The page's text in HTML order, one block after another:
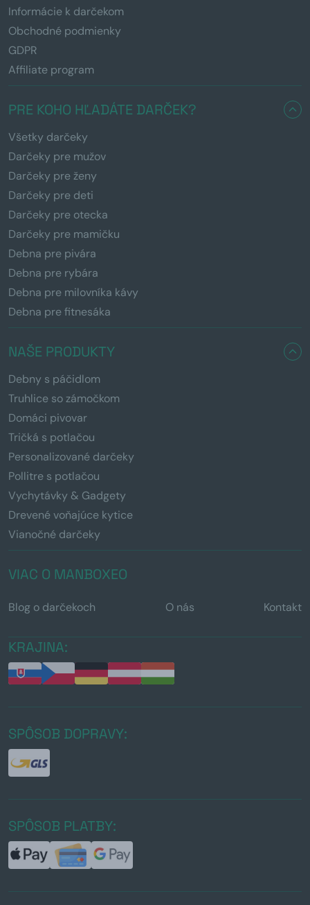
Informácie k darčekom
Obchodné podmienky
GDPR
Affiliate program
PRE KOHO HĽADÁTE DARČEK?
Všetky darčeky
Darčeky pre mužov
Darčeky pre ženy
Darčeky pre deti
Darčeky pre otecka
Darčeky pre mamičku
Debna pre pivára
Debna pre rybára
Debna pre milovníka kávy
Debna pre fitnesáka
NAŠE PRODUKTY
Debny s páčidlom
Truhlice so zámočkom
Domáci pivovar
Tričká s potlačou
Personalizované darčeky
Pollitre s potlačou
Vychytávky & Gadgety
Drevené voňajúce kytice
Vianočné darčeky
VIAC O MANBOXEO
Blog o darčekoch O nás Kontakt
KRAJINA:
SPÔSOB DOPRAVY:
SPÔSOB PLATBY: